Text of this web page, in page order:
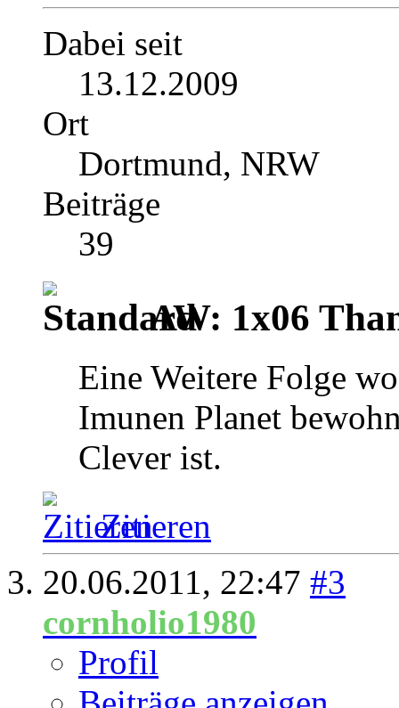
Dabei seit
13.12.2009
Ort
Dortmund, NRW
Beiträge
39
AW: 1x06
Eine Weitere Folge
Imunen Planet
Clever ist.
Zitieren
20.06.2011, 22:47 #3
cornholio1980
Profil